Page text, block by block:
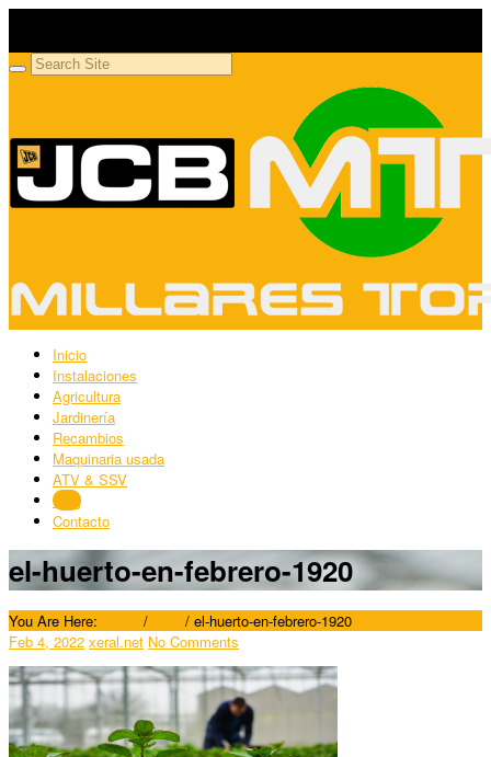
Inicio
Instalaciones
Agricultura
Jardinería
Recambios
Maquinaria usada
ATV & SSV
Blog
Contacto
el-huerto-en-febrero-1920
You Are Here: / / el-huerto-en-febrero-1920
Feb 4, 2022 xeral.net No Comments